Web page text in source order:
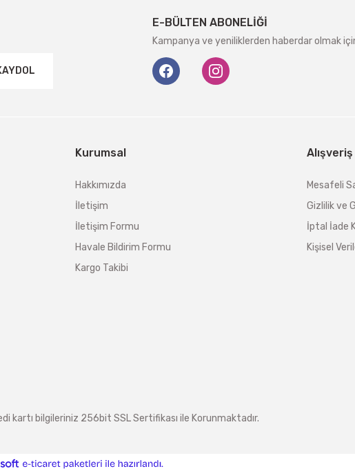
E-BÜLTEN ABONELİĞİ
Kampanya ve yeniliklerden haberdar olmak
Kurumsal
Hakkımızda
İletişim
İletişim Formu
Havale Bildirim Formu
Kargo Takibi
Alışveriş
Mesafeli
Gizlilik ve
İptal İade
Kişisel
kartı bilgileriniz 256bit SSL Sertifikası ile Korunmaktadır.
ideasoft e-